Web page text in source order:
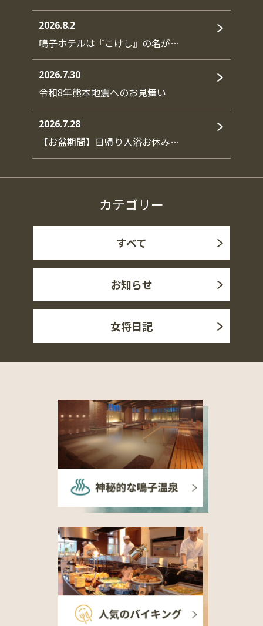
2026.8.2
鳴子ホテルは『こけし』の名が…
2026.7.30
令和8年熊本地震へのお見舞い
2026.7.28
【お盆期間】日帰り入浴お休み…
カテゴリー
すべて
お知らせ
女将日記